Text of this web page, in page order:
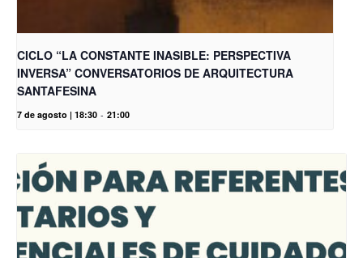
CICLO “LA CONSTANTE INASIBLE: PERSPECTIVA
INVERSA” CONVERSATORIOS DE ARQUITECTURA
SANTAFESINA
7 de agosto | 18:30 - 21:00